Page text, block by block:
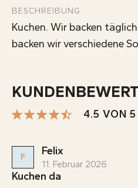
BESCHREIBUNG
Kuchen. Wir backen
backen wir verschiedene
4.5 VON 5
F Felix
11. Februar 2026
Kuchen da